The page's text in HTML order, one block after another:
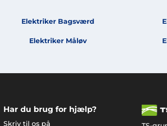
Elektriker Bagsværd
Elektriker Måløv
Har du brug for hjælp?
Skriv til os på